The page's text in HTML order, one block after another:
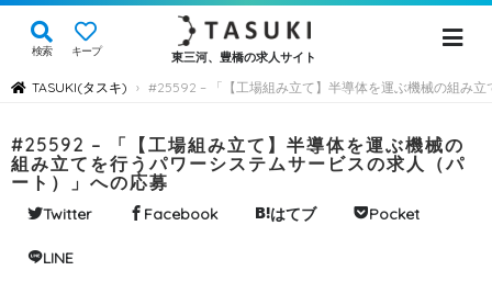
検索 キープ 東三河、豊橋の求人サイト
TASUKI(タスキ) › #25592 – 「【工場組み立て】半導体を運ぶ機械の組み
#25592 – 「【工場組み立て】半導体を運ぶ機械の
組み立てを行うパワーシステムサービスの求人（パ
ート）」への応募
Twitter Facebook はてブ Pocket
LINE